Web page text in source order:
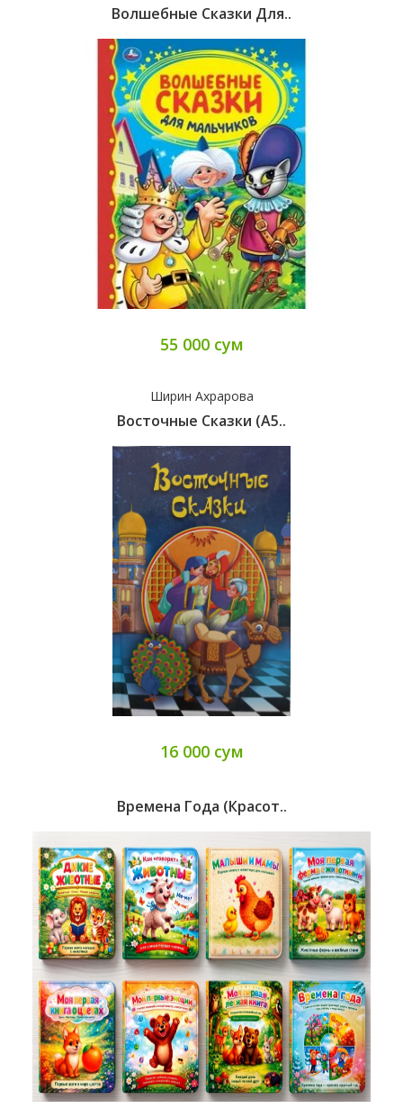
Волшебные Сказки Для..
55 000 сум
Ширин Ахрарова
Восточные Сказки (A5..
16 000 сум
Времена Года (красот..